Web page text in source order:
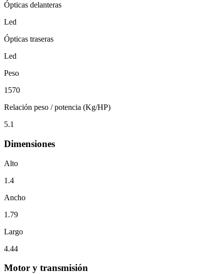
Ópticas delanteras
Led
Ópticas traseras
Led
Peso
1570
Relación peso / potencia (Kg/HP)
5.1
Dimensiones
Alto
1.4
Ancho
1.79
Largo
4.44
Motor y transmisión